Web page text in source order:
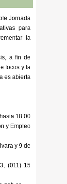
Jornada
para
la
a fin de
focos y la
es abierta
18:00
y Empleo
y 9 de
(011) 15